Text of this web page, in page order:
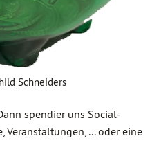
Schneiders
spendier uns Social-
Veranstaltungen, ... oder eine